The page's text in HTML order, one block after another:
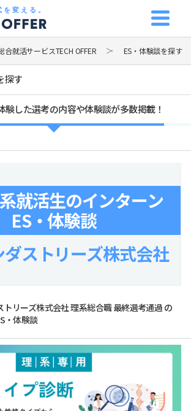
変える。
就活サービスTECH OFFER ES・体験談を探す
探す
験した選考の内容や体験談が多数掲載！
就活生のインターン
ES・体験談
ストリーズ株式会社
トリーズ株式会社 理系総合職 最終選考通過 の
・体験談